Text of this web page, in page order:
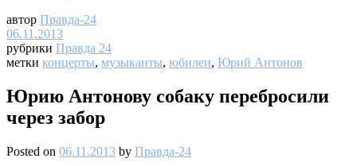
автор Правда-24
06.11.2013
рубрики Правда 24
метки концерты, музыканты, юбилеи, Юрий Антонов
Юрию Антонову собаку перебросили
через забор
Posted on 06.11.2013 by Правда-24